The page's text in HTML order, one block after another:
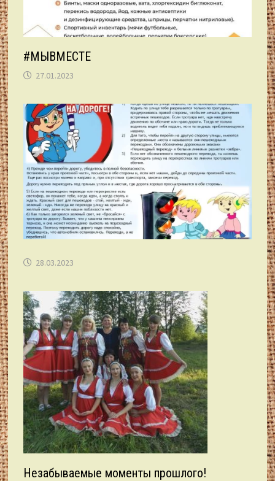
#МЫВМЕСТЕ
27.01.2023
28.03.2023
Незабываемые моменты прошлого!